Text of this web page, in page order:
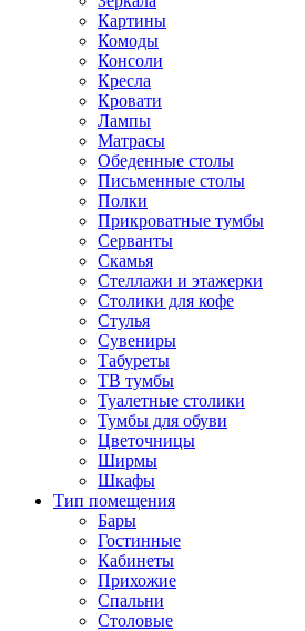
Картины
Комоды
Консоли
Кресла
Кровати
Лампы
Матрасы
Обеденные столы
Письменные столы
Полки
Прикроватные тумбы
Серванты
Скамья
Стеллажи и этажерки
Столики для кофе
Стулья
Сувениры
Табуреты
ТВ тумбы
Туалетные столики
Тумбы для обуви
Цветочницы
Ширмы
Шкафы
Тип помещения
Бары
Гостинные
Кабинеты
Прихожие
Спальни
Столовые